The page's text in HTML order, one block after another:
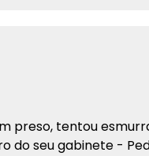
preso, tentou
do seu gabinete -